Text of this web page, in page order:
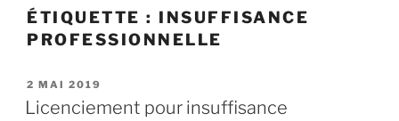
ÉTIQUETTE : INSUFFISANCE
PROFESSIONNELLE
PUBLIÉ
LE
2 MAI 2019
Licenciement pour insuffisance